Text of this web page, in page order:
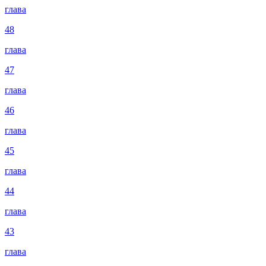
глава
48
глава
47
глава
46
глава
45
глава
44
глава
43
глава